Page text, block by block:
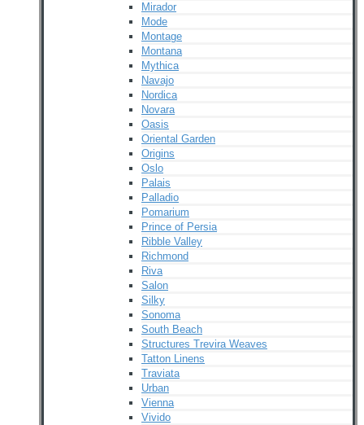
Mirador
Mode
Montage
Montana
Mythica
Navajo
Nordica
Novara
Oasis
Oriental Garden
Origins
Oslo
Palais
Palladio
Pomarium
Prince of Persia
Ribble Valley
Richmond
Riva
Salon
Silky
Sonoma
South Beach
Structures Trevira Weaves
Tatton Linens
Traviata
Urban
Vienna
Vivido